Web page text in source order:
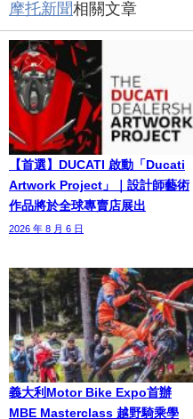
摩托新聞相關文章
【首選】DUCATI 啟動「Ducati
Artwork Project」｜設計師藝術
作品將於全球專賣店展出
2026 年 8 月 6 日
義大利Motor Bike Expo首辦
MBE Masterclass 越野騎乘學